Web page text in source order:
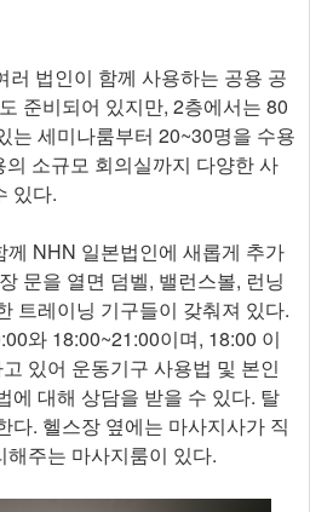
법인이 함께 사용하는 공용 공
준비되어 있지만, 2층에서는 80
는 세미나룸부터 20~30명을 수용
소규모 회의실까지 다양한 사
있다.
NHN 일본법인에 새롭게 추가
문을 열면 덤벨, 밸런스볼, 런닝
트레이닝 기구들이 갖춰져 있다.
와 18:00~21:00이며, 18:00 이
있어 운동기구 사용법 및 본인
에 대해 상담을 받을 수 있다. 탈
다. 헬스장 옆에는 마사지사가 직
주는 마사지룸이 있다.